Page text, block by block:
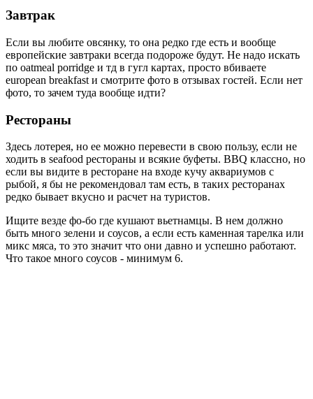
Завтрак
Если вы любите овсянку, то она редко где есть и вообще
европейские завтраки всегда подороже будут. Не надо искать
по oatmeal porridge и тд в гугл картах, просто вбиваете
european breakfast и смотрите фото в отзывах гостей. Если нет
фото, то зачем туда вообще идти?
Рестораны
Здесь лотерея, но ее можно перевести в свою пользу, если не
ходить в seafood рестораны и всякие буфеты. BBQ классно, но
если вы видите в ресторане на входе кучу аквариумов с
рыбой, я бы не рекомендовал там есть, в таких ресторанах
редко бывает вкусно и расчет на туристов.
Ищите везде фо-бо где кушают вьетнамцы. В нем должно
быть много зелени и соусов, а если есть каменная тарелка или
микс мяса, то это значит что они давно и успешно работают.
Что такое много соусов - минимум 6.